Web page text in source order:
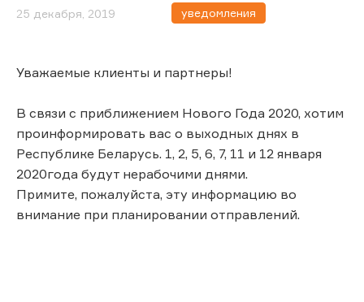
25 декабря, 2019 уведомления
Уважаемые клиенты и партнеры!
В связи с приближением Нового Года 2020, хотим
проинформировать вас о выходных днях в
Республике Беларусь. 1, 2, 5, 6, 7, 11 и 12 января
2020года будут нерабочими днями.
Примите, пожалуйста, эту информацию во
внимание при планировании отправлений.